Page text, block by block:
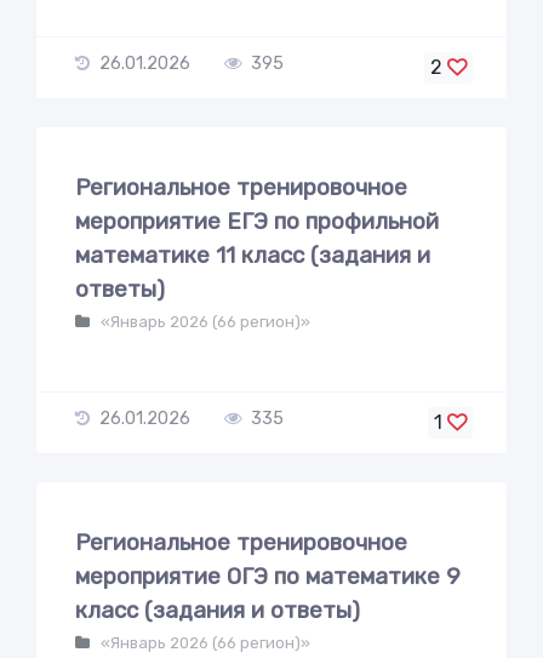
26.01.2026 395 2
Региональное тренировочное
мероприятие ЕГЭ по профильной
математике 11 класс (задания и
ответы)
«Январь 2026 (66 регион)»
26.01.2026 335 1
Региональное тренировочное
мероприятие ОГЭ по математике 9
класс (задания и ответы)
«Январь 2026 (66 регион)»